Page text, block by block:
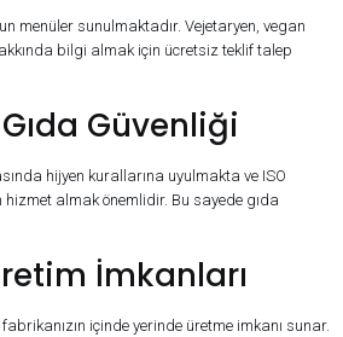
menüler sunulmaktadır. Vejetaryen, vegan
bilgi almak için ücretsiz teklif talep
Güvenliği
hijyen kurallarına uyulmakta ve ISO
almak önemlidir. Bu sayede gıda
İmkanları
içinde yerinde üretme imkanı sunar.